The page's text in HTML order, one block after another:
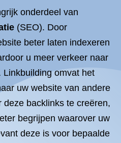
onderdeel van
(SEO). Door
beter laten indexeren
u meer verkeer naar
Linkbuilding omvat het
uw website van andere
backlinks te creëren,
begrijpen waarover uw
deze is voor bepaalde